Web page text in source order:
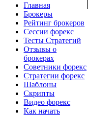
Главная
Брокеры
Рейтинг брокеров
Сессии форекс
Тесты Стратегий
Отзывы о
брокерах
Советники форекс
Стратегии форекс
Шаблоны
Скрипты
Видео форекс
Как начать